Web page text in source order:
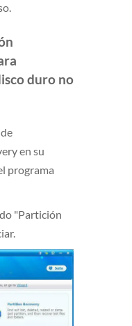
duro no
en su
programa
"Partición